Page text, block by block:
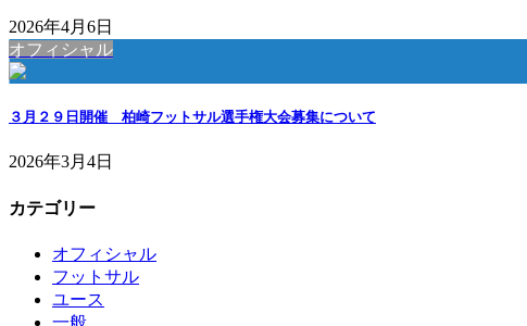
2026年4月6日
オフィシャル
３月２９日開催 柏崎フットサル選手権大会募集について
2026年3月4日
カテゴリー
オフィシャル
フットサル
ユース
一般